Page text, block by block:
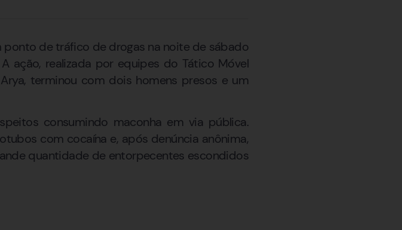
ponto de tráfico de drogas na noite de sábado
ação, realizada por equipes do Tático Móvel
terminou com dois homens presos e um
consumindo maconha em via pública.
com cocaína e, após denúncia anônima,
quantidade de entorpecentes escondidos